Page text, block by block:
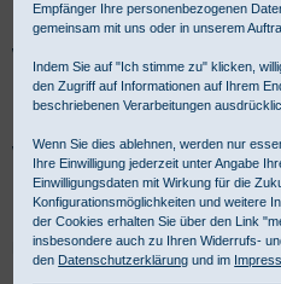
Günstig
wasserfest
wasserfestes, sensitives,
Folientape oder -pflaster. Für
Rechnung möglich.
Fixiervlies und Folienverband -
Empfänger Ihre personenbezogenen
gemeinsam mit uns oder in unserem
Indem Sie auf "Ich stimme zu" klicken,
den Zugriff auf Informationen auf Ihrem
beschriebenen Verarbeitungen
Wenn Sie dies ablehnen, werden nur
Ihre Einwilligung jederzeit unter Angabe
Einwilligungsdaten mit Wirkung für die
Konfigurationsmöglichkeiten und weitere
der Cookies erhalten Sie über den Link
insbesondere auch zu Ihren Widerrufs-
den Datenschutzerklärung und im